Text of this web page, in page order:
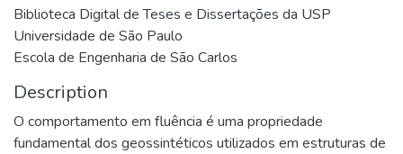
Biblioteca Digital de Teses e Dissertações da USP
Universidade de São Paulo
Escola de Engenharia de São Carlos
Description
O comportamento em fluência é uma propriedade
fundamental dos geossintéticos utilizados em estruturas de